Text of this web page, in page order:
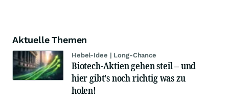
Aktuelle Themen
Hebel-Idee | Long-Chance
Biotech-Aktien gehen steil – und
hier gibt's noch richtig was zu
holen!